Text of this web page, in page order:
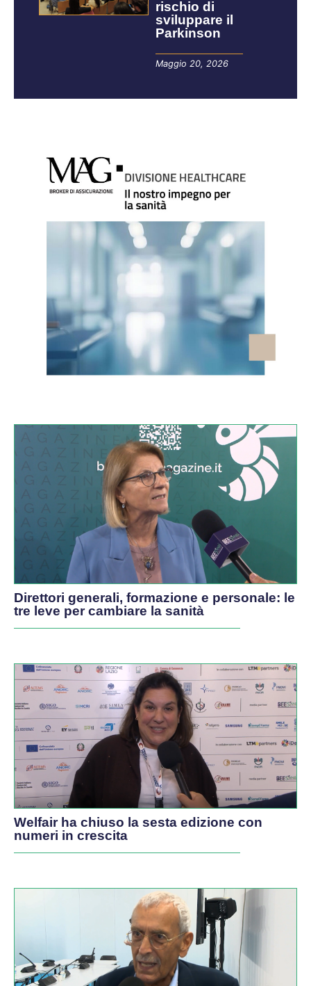
rischio di
sviluppare il
Parkinson
Maggio 20, 2026
Direttori generali, formazione e personale: le
tre leve per cambiare la sanità
Welfair ha chiuso la sesta edizione con
numeri in crescita